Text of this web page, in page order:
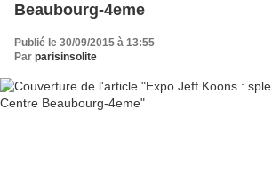
Beaubourg-4eme
Publié le 30/09/2015 à 13:55
Par parisinsolite